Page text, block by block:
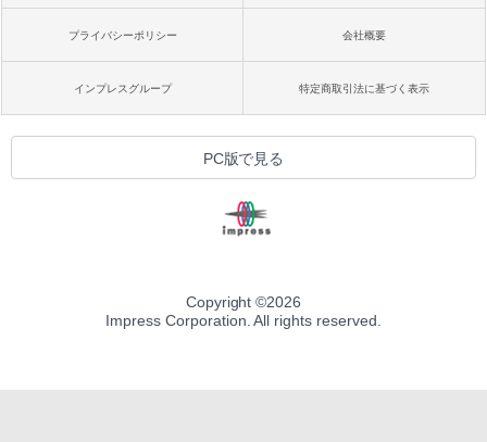
プライバシーポリシー 会社概要
インプレスグループ 特定商取引法に基づく表示
PC版で見る
Copyright ©2026
Impress Corporation. All rights reserved.